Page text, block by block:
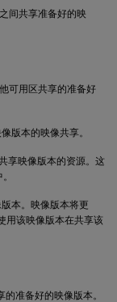
间共享准备好的映
可用区共享的准备好
版本的映像共享。
享映像版本的资源。这
本。映像版本将更
用该映像版本在共享该
准备好的映像版本。